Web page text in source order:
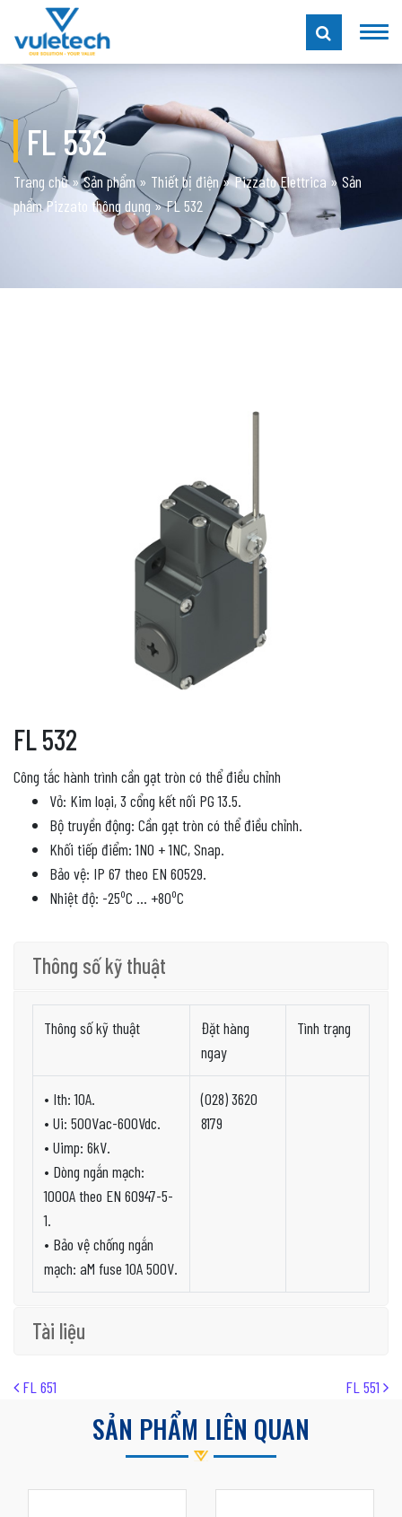
FL 532
Trang chủ»Sản phẩm» Thiết bị điện»Pizzato Elettrica » Sản
phẩm Pizzato thông dụng»FL 532
FL 532
Công tắc hành trình cần gạt tròn có thể điều chỉnh
Vỏ: Kim loại, 3 cổng kết nối PG 13.5.
Bộ truyền động: Cần gạt tròn có thể điều chỉnh.
Khối tiếp điểm: 1NO + 1NC, Snap.
Bảo vệ: IP 67 theo EN 60529.
Nhiệt độ: -25oC … +80oC
Thông số kỹ thuật
Thông số kỹ thuật
Đặt hàng
ngay
Tình trạng
• Ith: 10A.
• Ui: 500Vac-600Vdc.
• Uimp: 6kV.
• Dòng ngắn mạch:
1000A theo EN 60947-5-
1.
• Bảo vệ chống ngắn
mạch: aM fuse 10A 500V.
(028) 3620
8179
Tài liệu
Post navigation
FL 651 FL 551
SẢN PHẨM LIÊN QUAN